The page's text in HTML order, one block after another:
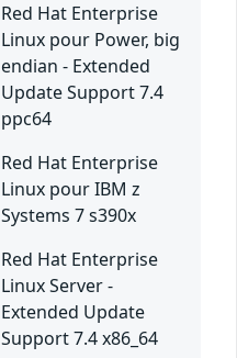
Red Hat Enterprise
Linux pour Power, big
endian - Extended
Update Support 7.4
ppc64
Red Hat Enterprise
Linux pour IBM z
Systems 7 s390x
Red Hat Enterprise
Linux Server -
Extended Update
Support 7.4 x86_64